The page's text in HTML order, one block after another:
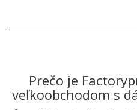
Prečo je
veľkoobchodom s